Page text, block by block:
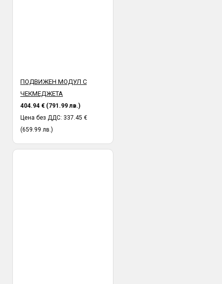
ПОДВИЖЕН МОДУЛ С
ЧЕКМЕДЖЕТА
404.94 € (791.99 лв.)
Цена без ДДС: 337.45 €
(659.99 лв.)